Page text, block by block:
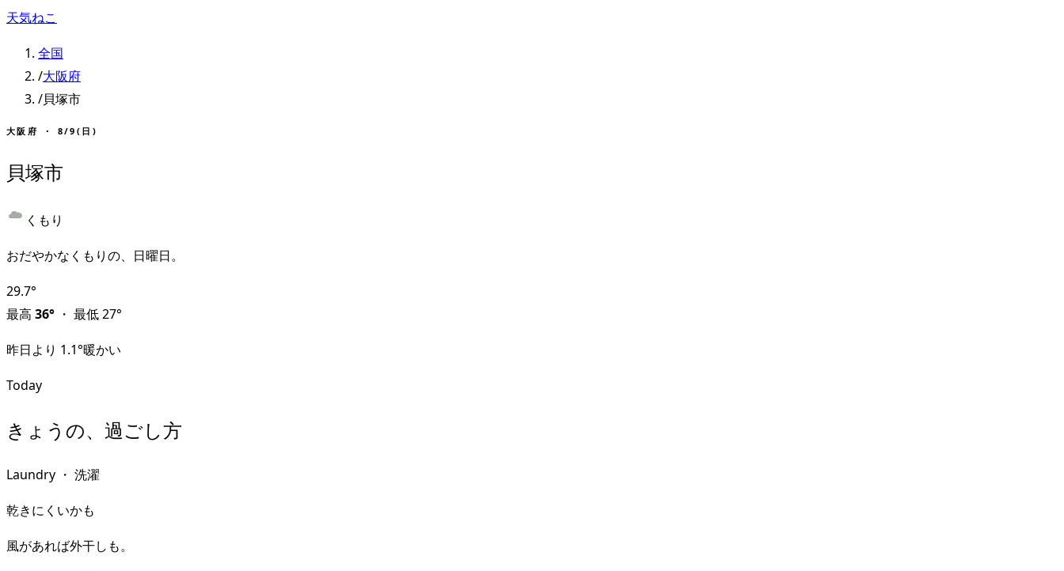
天気ねこ
全国
/大阪府
/貝塚市
大阪府 ・ 8/9(日)
貝塚市
くもり
おだやかなくもりの、日曜日。
29.7°
最高 36° ・ 最低27°
昨日より 1.1°暖かい
Today
きょうの、過ごし方
Laundry ・ 洗濯
乾きにくいかも
風があれば外干しも。